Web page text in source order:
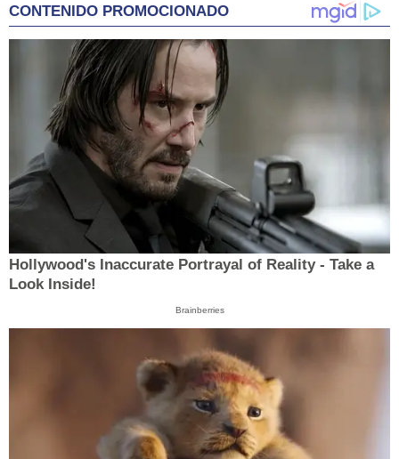
CONTENIDO PROMOCIONADO
Hollywood's Inaccurate Portrayal of Reality - Take a
Look Inside!
Brainberries